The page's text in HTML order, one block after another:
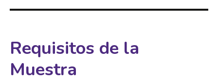
Requisitos de la
Muestra